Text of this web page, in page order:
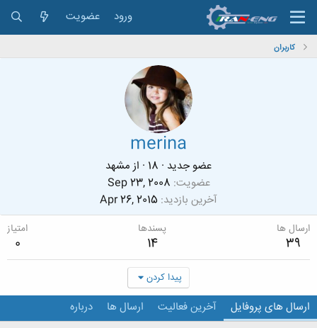
ورود عضویت
کاربران
merina
عضو جدید ·
· از مشهد
عضویت Sep 23, 2008
آخرین بازدید Apr 26, 2015
ارسال ها
39
پسندها
14
امتیاز
0
پیدا کردن
ارسال های پروفایل آخرین فعالیت ارسال ها درباره